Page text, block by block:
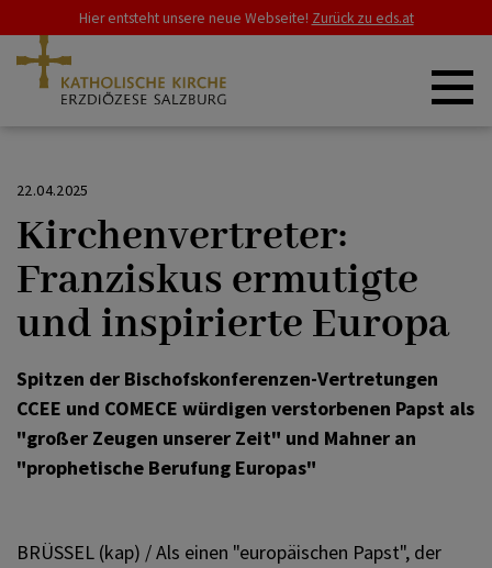
Hier entsteht unsere neue Webseite! Zurück zu eds.at
SCHWERPUNKTE
GLAUBE & LEBEN
RAT & HILFE
Kirche weltweit
Papst Leo XIV
Papst Franziskus
22.04.2025
Kirchenvertreter:
Franziskus ermutigte
und inspirierte Europa
Spitzen der Bischofskonferenzen-Vertretungen
CCEE und COMECE würdigen verstorbenen Papst als
"großer Zeugen unserer Zeit" und Mahner an
"prophetische Berufung Europas"
BRÜSSEL (kap) / Als einen "europäischen Papst", der